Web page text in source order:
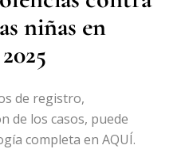
niñas en
de registro,
de los casos, puede
completa enAQUÍ.